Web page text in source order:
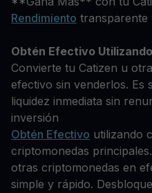
Rendimiento transparente
Obtén Efectivo
Convierte tu Catizen u
efectivo sin venderlos. Es
liquidez inmediata sin
inversión
Obtén Efectivo utilizando
criptomonedas
otras criptomonedas en
simple y rápido.